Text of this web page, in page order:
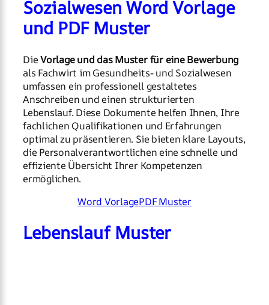
Sozialwesen Word Vorlage
und PDF Muster
DieVorlage und das Muster für eine Bewerbung
als Fachwirt im Gesundheits- und Sozialwesen
umfassen ein professionell gestaltetes
Anschreiben und einen strukturierten
Lebenslauf. Diese Dokumente helfen Ihnen, Ihre
fachlichen Qualifikationen und Erfahrungen
optimal zu präsentieren. Sie bieten klare Layouts,
die Personalverantwortlichen eine schnelle und
effiziente Übersicht Ihrer Kompetenzen
ermöglichen.
Word VorlagePDF Muster
Lebenslauf Muster